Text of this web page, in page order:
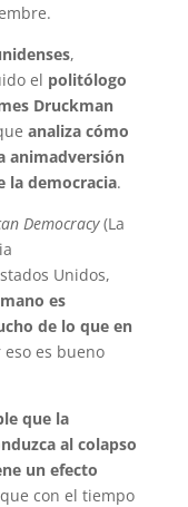
,
el politólogo
Druckman
analiza cómo
animadversión
la democracia.
Democracy(La
Unidos,
es
de lo que en
eso es bueno
que la
al colapso
un efecto
con el tiempo